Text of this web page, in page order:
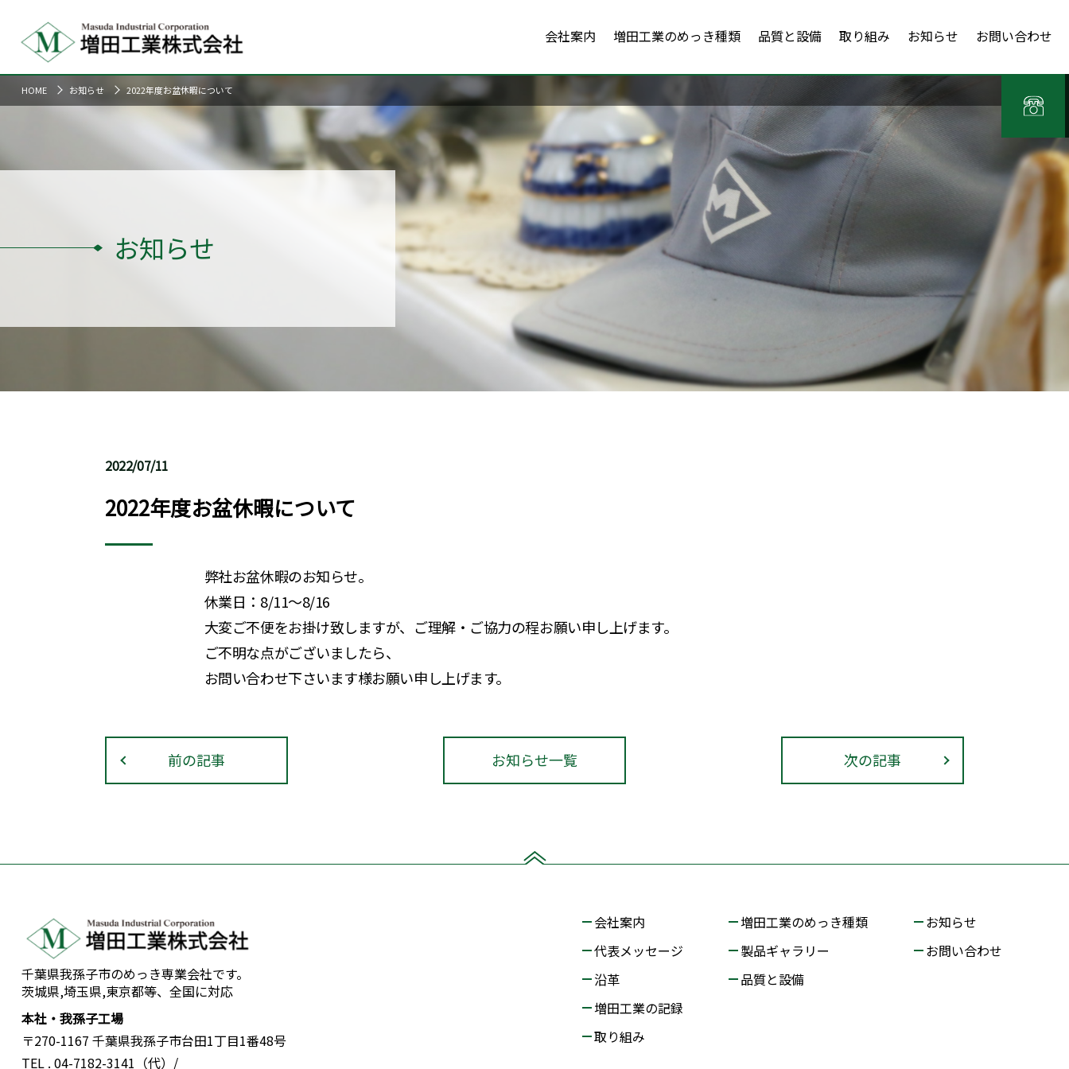
会社案内 増田工業のめっき種類 品質と設備 取り組み お知らせ お問い合わせ
HOME お知らせ 2022年度お盆休暇について
お知らせ
2022/07/11
2022年度お盆休暇について
弊社お盆休暇のお知らせ。
休業日：8/11～8/16
大変ご不便をお掛け致しますが、ご理解・ご協力の程お願い申し上げます。
ご不明な点がございましたら、
お問い合わせ下さいます様お願い申し上げます。
前の記事 お知らせ一覧 次の記事
千葉県我孫子市のめっき専業会社です。
茨城県,埼玉県,東京都等、全国に対応
本社・我孫子工場
〒270-1167 千葉県我孫子市台田1丁目1番48号
TEL . 04-7182-3141（代） /
会社案内
代表メッセージ
沿革
増田工業の記録
取り組み
増田工業のめっき種類
製品ギャラリー
品質と設備
お知らせ
お問い合わせ